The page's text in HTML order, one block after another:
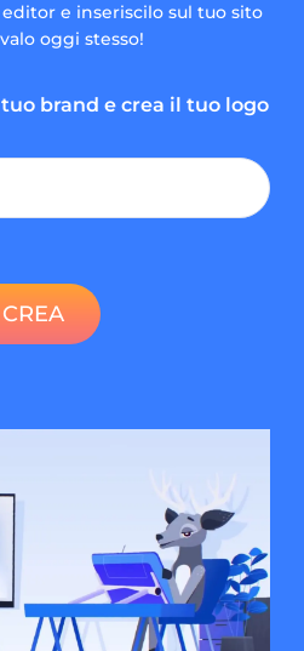
e inseriscilo sul tuo sito
oggi stesso!
brand e crea il tuo logo
CREA